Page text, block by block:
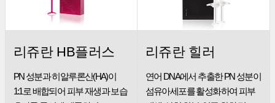
리쥬란 HB플러스
PN 성분과 히알루론산(HA)이
1:1로 배합되어 피부재생과 보습
리쥬란 힐러
연어 DNA에서 추출한 PN 성분이
섬유아세포를활성화하여 피부